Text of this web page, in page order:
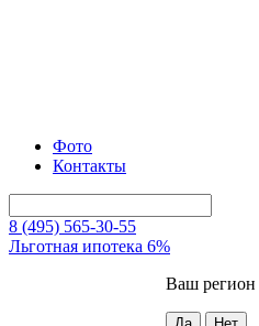
Фото
Контакты
8 (495) 565-30-55
Льготная ипотека 6%
Ваш регион